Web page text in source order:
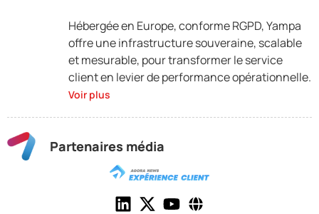
Hébergée en Europe, conforme RGPD, Yampa
offre une infrastructure souveraine, scalable
et mesurable, pour transformer le service
client en levier de performance opérationnelle.
Voir plus
Partenaires média